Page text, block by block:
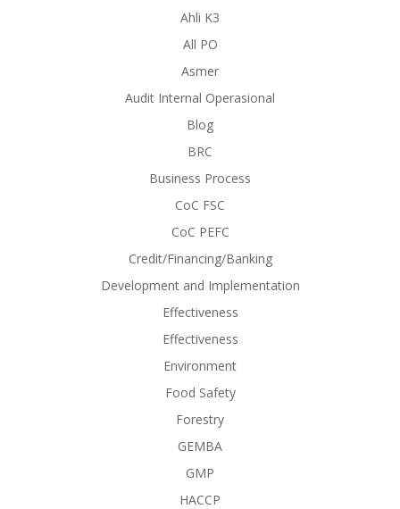
Ahli K3
All PO
Asmer
Audit Internal Operasional
Blog
BRC
Business Process
CoC FSC
CoC PEFC
Credit/Financing/Banking
Development and Implementation
Effectiveness
Effectiveness
Environment
Food Safety
Forestry
GEMBA
GMP
HACCP